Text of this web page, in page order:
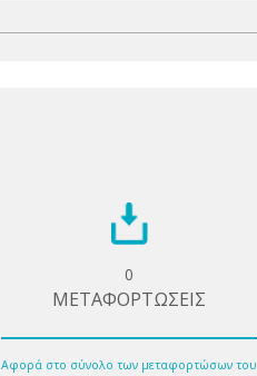
0
ΜΕΤΑΦΟΡΤΩΣΕΙΣ
Αφορά στο σύνολο των μεταφορτώσων του